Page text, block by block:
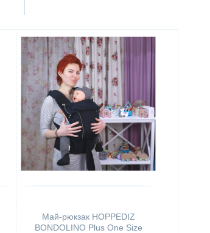
Май-рюкзак HOPPEDIZ
BONDOLINO Plus One Size